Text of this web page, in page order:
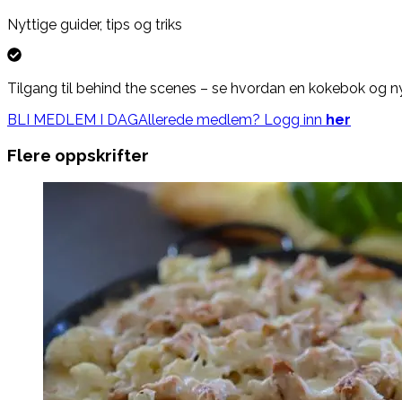
Nyttige guider, tips og triks
Tilgang til behind the scenes – se hvordan en kokebok og
BLI MEDLEM I DAGAllerede medlem? Logg inn her
Flere oppskrifter